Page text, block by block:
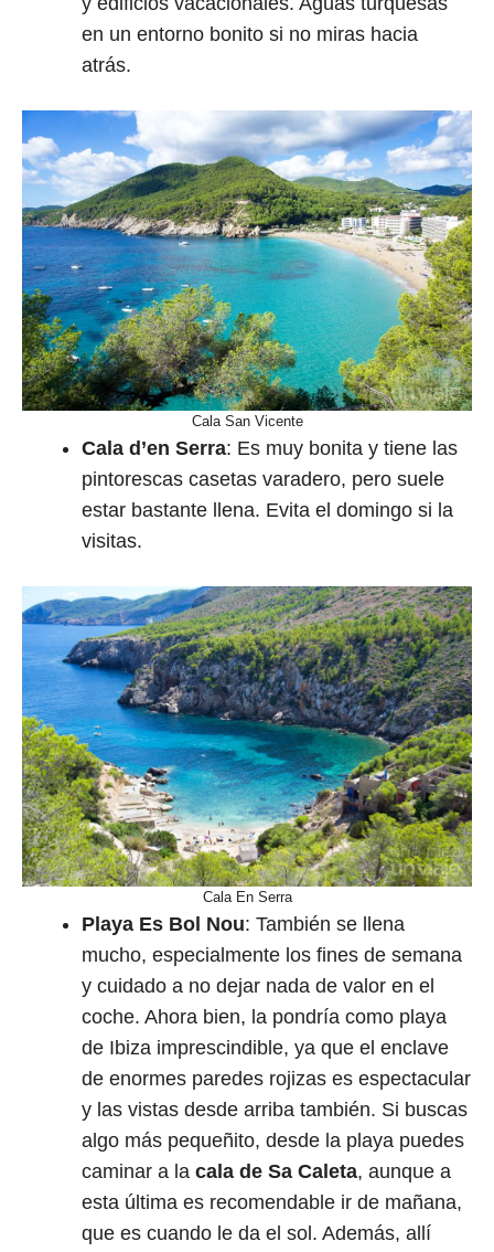
en un entorno bonito si no miras hacia
atrás.
Cala San Vicente
Cala d’en Serra: Es muy bonita y tiene las
pintorescas casetas varadero, pero suele
estar bastante llena. Evita el domingo si la
visitas.
Cala En Serra
Playa Es Bol Nou: También se llena
mucho, especialmente los fines de semana
y cuidado a no dejar nada de valor en el
coche. Ahora bien, la pondría como playa
de Ibiza imprescindible, ya que el enclave
de enormes paredes rojizas es espectacular
y las vistas desde arriba también. Si buscas
algo más pequeñito, desde la playa puedes
caminar a la cala de Sa Caleta, aunque a
esta última es recomendable ir de mañana,
que es cuando le da el sol. Además, allí